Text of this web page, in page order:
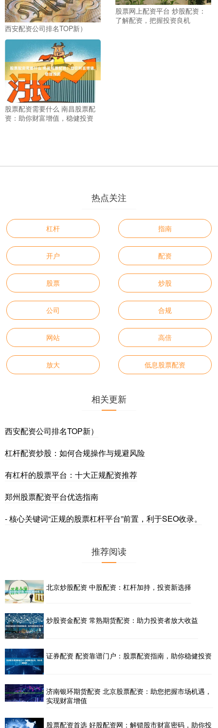
西安配资公司排名TOP新）
股票网上配资平台 炒股配资：
了解配资，把握投资良机
股票配资需要什么 南昌股票配
资：助你财富增值，稳健投资
热点关注
杠杆 指南
开户 配资
股票 炒股
公司 合规
网站 高倍
放大 低息股票配资
相关更新
西安配资公司排名TOP新）
杠杆配资炒股：如何合规操作与规避风险
有杠杆的股票平台：十大正规配资推荐
郑州股票配资平台优选指南
- 核心关键词“正规的股票杠杆平台”前置，利于SEO收录。
推荐阅读
北京炒股配资 中股配资：杠杆加持，投资新选择
炒股资金配资 常熟期货配资：助力投资者放大收益
证券配资 配资靠谱门户：股票配资指南，助你稳健投资
济南银环期货配资 北京股票配资：助您把握市场机遇，
实现财富增值
股票配资首选 好股配资网：解锁股市财富密码，助你投